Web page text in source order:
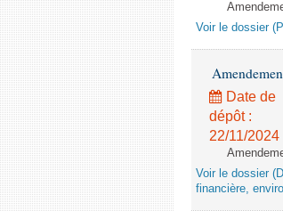
Voir le dossier
Date de
dépôt :
22/11/2024
Voir le dossier
financière,